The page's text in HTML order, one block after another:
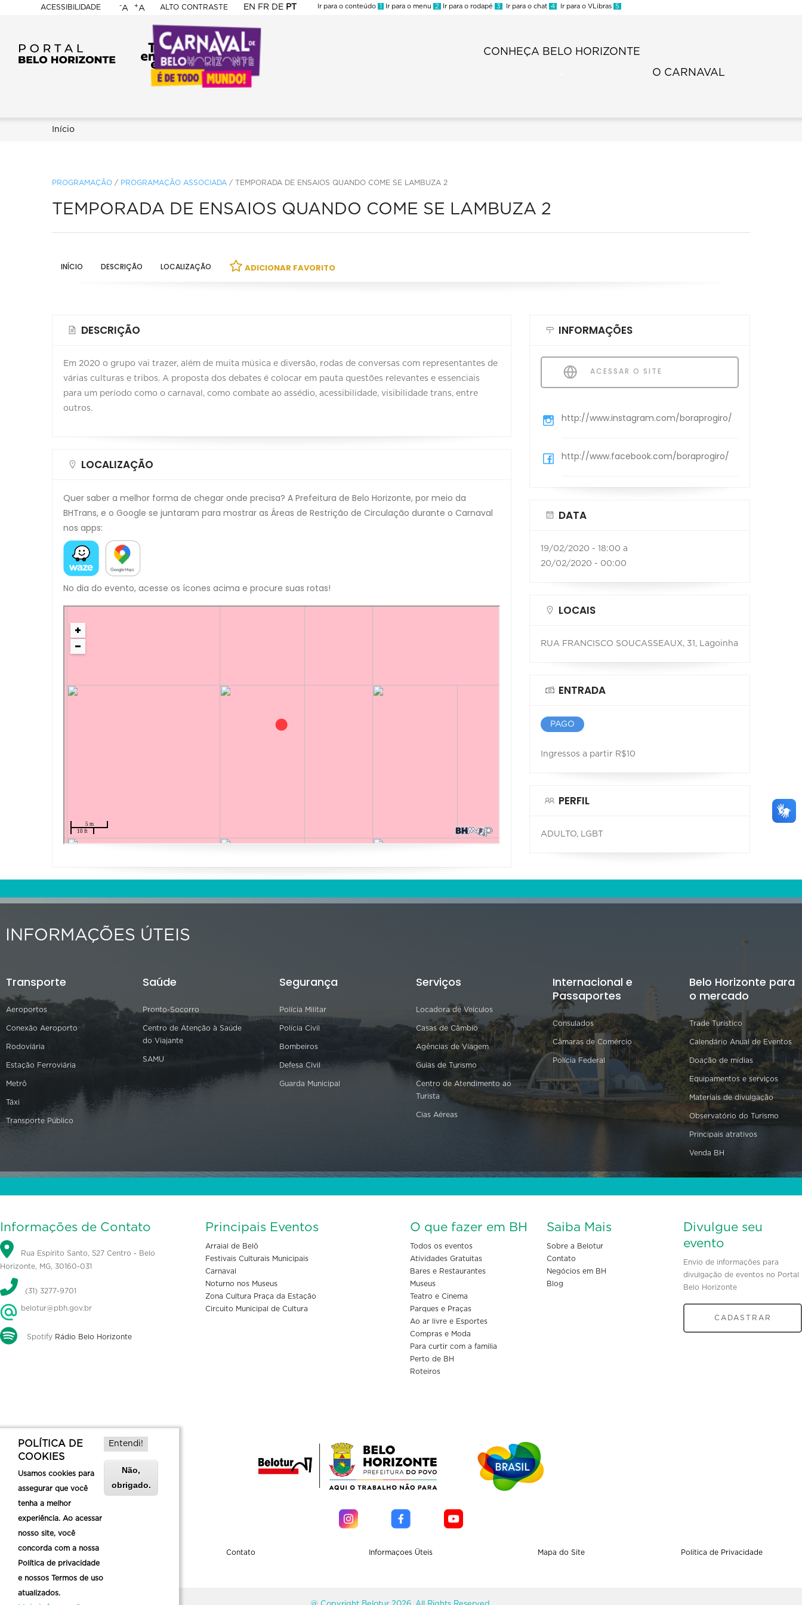
ACESSIBILIDADE
BELO
HORIZONTE
-A +A ALTO CONTRASTE EN FR DE PT
Ir para o conteúdo 1 Ir para o menu 2 Ir para o rodapé 3 Ir para o chat 4 Ir para o VLibras 5
CONHEÇA BELO HORIZONTE
O CARNAVAL
Trilha
navegação
Início
PROGRAMAÇÃO / PROGRAMAÇÃO ASSOCIADA / TEMPORADA DE ENSAIOS QUANDO COME SE LAMBUZA 2
TEMPORADA DE ENSAIOS QUANDO COME SE LAMBUZA 2
INÍCIO DESCRIÇÃO LOCALIZAÇÃO ADICIONAR FAVORITO
DESCRIÇÃO
Em 2020 o grupo vai trazer, além de muita música e diversão, rodas de conversas com representantes de
várias culturas e tribos. A proposta dos debates é colocar em pauta questões relevantes e essenciais
para um período como o carnaval, como combate ao assédio, acessibilidade, visibilidade trans, entre
outros.
LOCALIZAÇÃO
Quer saber a melhor forma de chegar onde precisa? A Prefeitura de Belo Horizonte, por meio da
BHTrans, e o Google se juntaram para mostrar as Áreas de Restrição de Circulação durante o Carnaval
nos apps:
No dia do evento, acesse os ícones acima e procure suas rotas!
INFORMAÇÕES
ACESSAR O SITE
http://www.instagram.com/boraprogiro/
http://www.facebook.com/boraprogiro/
DATA
19/02/2020 - 18:00 a
20/02/2020 - 00:00
LOCAIS
RUA FRANCISCO SOUCASSEAUX, 31, Lagoinha
ENTRADA
PAGO
Ingressos a partir R$10
PERFIL
ADULTO, LGBT
INFORMAÇÕES ÚTEIS
Transporte
Aeroportos
Conexão Aeroporto
Rodoviária
Estação Ferroviária
Metrô
Táxi
Transporte Público
Saúde
Pronto-Socorro
Centro de Atenção à Saúde
do Viajante
SAMU
Segurança
Polícia Militar
Polícia Civil
Bombeiros
Defesa Civil
Guarda Municipal
Serviços
Locadora de Veículos
Casas de Câmbio
Agências de Viagem
Guias de Turismo
Centro de Atendimento ao
Turista
Cias Aéreas
Internacional e
Passaportes
Consulados
Câmaras de Comércio
Polícia Federal
Belo Horizonte para
o mercado
Trade Turístico
Calendário Anual de Eventos
Doação de mídias
Equipamentos e serviços
Materiais de divulgação
Observatório do Turismo
Principais atrativos
Venda BH
Informações de Contato
Rua Espírito Santo, 527 Centro - Belo
Horizonte, MG, 30160-031
(31) 3277-9701
belotur@pbh.gov.br
Spotify Rádio Belo Horizonte
Principais Eventos
Arraial de Belô
Festivais Culturais Municipais
Carnaval
Noturno nos Museus
Zona Cultura Praça da Estação
Circuito Municipal de Cultura
O que fazer em BH
Todos os eventos
Atividades Gratuitas
Bares e Restaurantes
Museus
Teatro e Cinema
Parques e Praças
Ao ar livre e Esportes
Compras e Moda
Para curtir com a familia
Perto de BH
Roteiros
Saiba Mais
Sobre a Belotur
Contato
Negócios em BH
Blog
Divulgue seu
evento
Envio de informações para
divulgação de eventos no Portal
Belo Horizonte
CADASTRAR
Sobre a Belotur Contato Informaçoes Üteis Mapa do Site Politica de Privacidade
POLÍTICA DE
COOKIES
Usamos cookies para
assegurar que você
tenha a melhor
experiência. Ao acessar
nosso site, você
concorda com a nossa
Política de privacidade
e nossos Termos de uso
atualizados.
Entendi!
Não,
obrigado.